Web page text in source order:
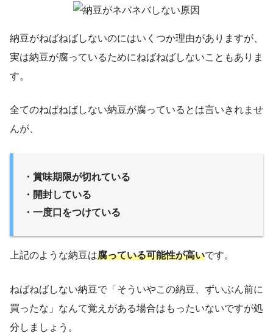
納豆がねばねばしないのにはいくつか理由がありますが、
実は納豆が腐っているためにねばねばしないこともありま
す。
全てのねばねばしない納豆が腐っているとは言いきれませ
んが、
・賞味期限が切れている
・開封している
・一度口をつけている
上記のような納豆は腐っている可能性が高いです。
ねばねばしない納豆で「そういやこの納豆、ずいぶん前に
買ったな」なんて覚えがある場合はもったいないですが処
分しましょう。